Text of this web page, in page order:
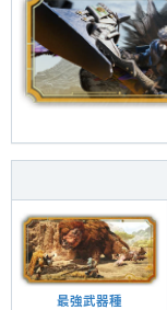
最強武器種